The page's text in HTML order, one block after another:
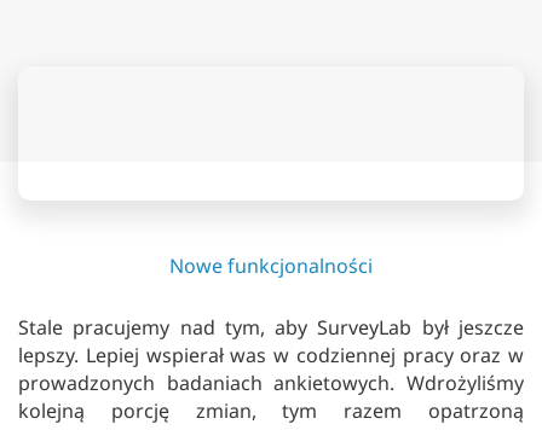
Nowe funkcjonalności
Stale pracujemy nad tym, aby SurveyLab był jeszcze
lepszy. Lepiej wspierał was w codziennej pracy oraz w
prowadzonych badaniach ankietowych. Wdrożyliśmy
kolejną porcję zmian, tym razem opatrzoną